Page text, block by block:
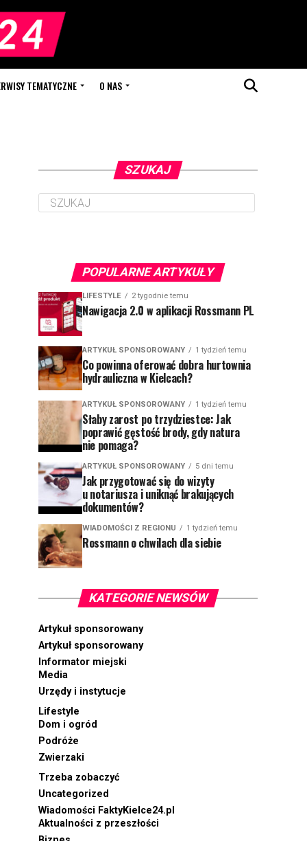
TEMATYCZNE O NAS
SZUKAJ
POPULARNE ARTYKUŁY
LIFESTYLE 2 tygodnie temu
Nawigacja 2.0 w aplikacji Rossmann PL
ARTYKUŁ SPONSOROWANY 1 tydzień temu
Co powinna oferować dobra hurtownia
hydrauliczna w Kielcach?
ARTYKUŁ SPONSOROWANY 1 tydzień temu
Słaby zarost po trzydziestce: Jak
poprawić gęstość brody, gdy natura
nie pomaga?
ARTYKUŁ SPONSOROWANY 5 dni temu
Jak przygotować się do wizyty
u notariusza i uniknąć brakujących
dokumentów?
WIADOMOŚCI Z REGIONU 1 tydzień temu
Rossmann o chwilach dla siebie
KATEGORIE NEWSÓW
Artykuł sponsorowany
Artykuł sponsorowany
Informator miejski
Media
Urzędy i instytucje
Lifestyle
Dom i ogród
Podróże
Zwierzaki
Trzeba zobaczyć
Uncategorized
Wiadomości FaktyKielce24.pl
Aktualności z przeszłości